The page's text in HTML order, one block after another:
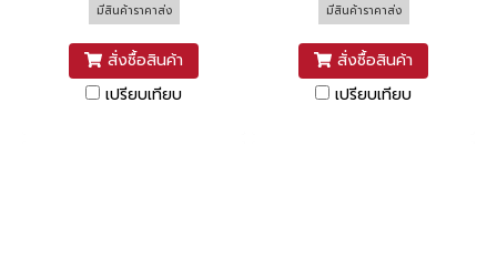
มีสินค้าราคาส่ง
สั่งซื้อสินค้า
เปรียบเทียบ
มีสินค้าราคาส่ง
สั่งซื้อสินค้า
เปรียบเทียบ